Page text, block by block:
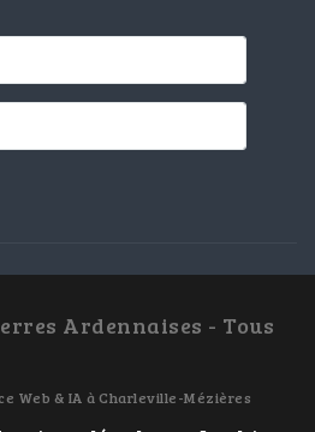
Ardennaises - Tous
Web & IA à Charleville-Mézières